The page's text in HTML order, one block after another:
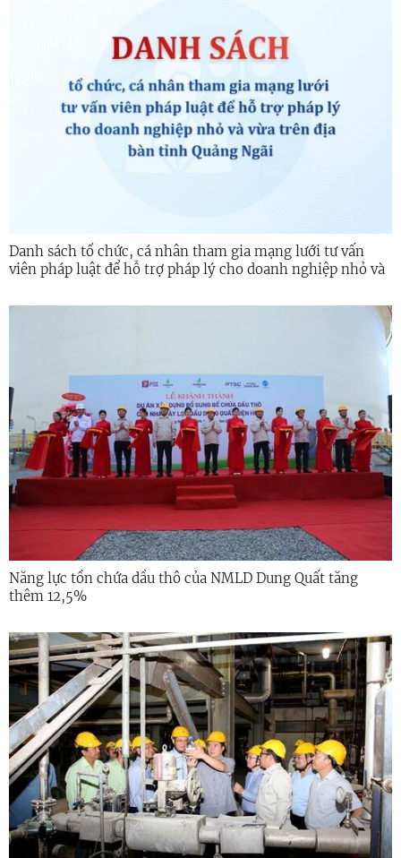
Danh sách tổ chức, cá nhân tham gia mạng lưới tư vấn
viên pháp luật để hỗ trợ pháp lý cho doanh nghiệp nhỏ và
Năng lực tồn chứa dầu thô của NMLD Dung Quất tăng
thêm 12,5%